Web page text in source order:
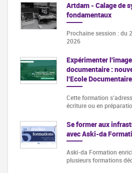
Artdam - Calage de
fondamentaux
Prochaine session : du
2026
Expérimenter
documentaire :
l'Ecole
Cette formation
écriture ou en
Se former aux
avec Aski-da
Aski-da Formation
plusieurs formations